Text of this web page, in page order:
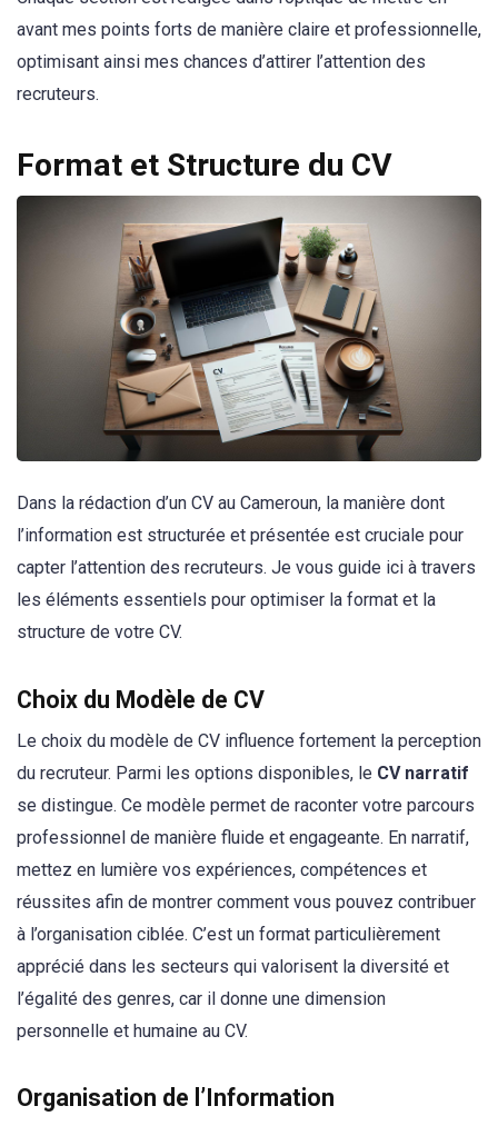
avant mes points forts de manière claire et professionnelle,
optimisant ainsi mes chances d’attirer l’attention des
recruteurs.
Format et Structure du CV
Dans la rédaction d’un CV au Cameroun, la manière dont
l’information est structurée et présentée est cruciale pour
capter l’attention des recruteurs. Je vous guide ici à travers
les éléments essentiels pour optimiser la format et la
structure de votre CV.
Choix du Modèle de CV
Le choix du modèle de CV influence fortement la perception
du recruteur. Parmi les options disponibles, le CV narratif
se distingue. Ce modèle permet de raconter votre parcours
professionnel de manière fluide et engageante. En narratif,
mettez en lumière vos expériences, compétences et
réussites afin de montrer comment vous pouvez contribuer
à l’organisation ciblée. C’est un format particulièrement
apprécié dans les secteurs qui valorisent la diversité et
l’égalité des genres, car il donne une dimension
personnelle et humaine au CV.
Organisation de l’Information